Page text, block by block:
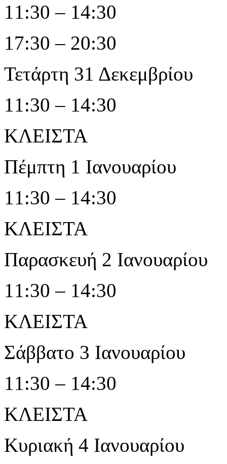
11:30 – 14:30
17:30 – 20:30
Τετάρτη 31 Δεκεμβρίου
11:30 – 14:30
ΚΛΕΙΣΤΑ
Πέμπτη 1 Ιανουαρίου
11:30 – 14:30
ΚΛΕΙΣΤΑ
Παρασκευή 2 Ιανουαρίου
11:30 – 14:30
ΚΛΕΙΣΤΑ
Σάββατο 3 Ιανουαρίου
11:30 – 14:30
ΚΛΕΙΣΤΑ
Κυριακή 4 Ιανουαρίου